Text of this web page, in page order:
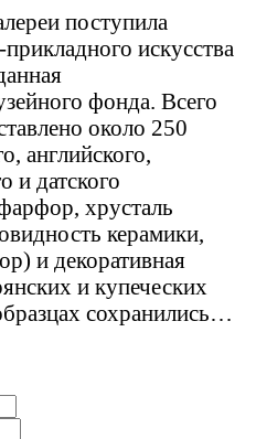
поступила
искусства
фонда. Всего
около 250
английского,
и датского
хрусталь
керамики,
и декоративная
и купеческих
сохранились…